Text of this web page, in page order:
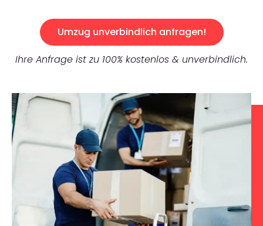
Umzug unverbindlich anfragen!
Ihre Anfrage ist zu 100% kostenlos & unverbindlich.